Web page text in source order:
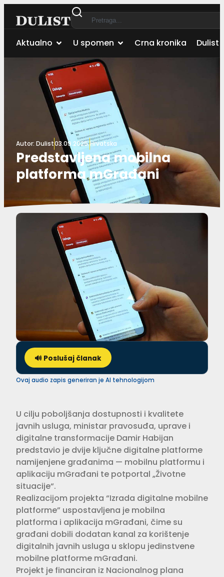
Aktualno U spomen Crna kronika Dulist
Autor: Dulist03.09.2025.Hrvatska
Predstavljena mobilna
platforma mGrađani
🔊 Poslušaj članak
Ovaj audio zapis generiran je AI tehnologijom
U cilju poboljšanja dostupnosti i kvalitete
javnih usluga, ministar pravosuđa, uprave i
digitalne transformacije Damir Habijan
predstavio je dvije ključne digitalne platforme
namijenjene građanima — mobilnu platformu i
aplikaciju mGrađani te potportal „Životne
situacije“.
Realizacijom projekta “Izrada digitalne mobilne
platforme” uspostavljena je mobilna
platforma i aplikacija mGrađani, čime su
građani dobili dodatan kanal za korištenje
digitalnih javnih usluga u sklopu jedinstvene
mobilne platforme mGrađani.
Projekt je financiran iz Nacionalnog plana